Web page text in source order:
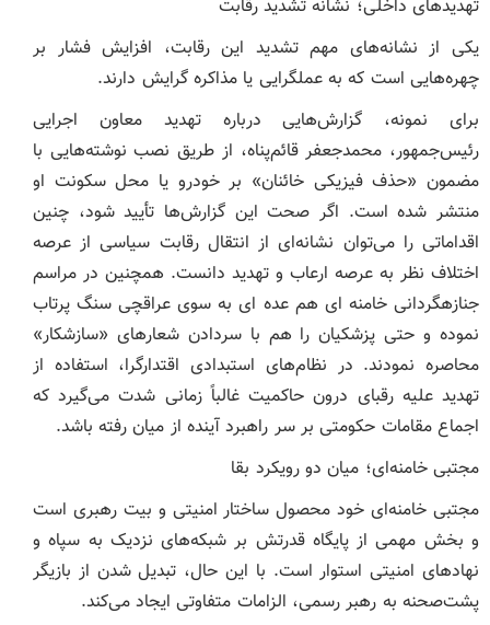
تهدیدهای داخلی؛ نشانه تشدید رقابت
یکی از نشانه‌های مهم تشدید این رقابت، افزایش فشار بر
چهره‌هایی است که به عملگرایی یا مذاکره گرایش دارند.
برای نمونه، گزارش‌هایی درباره تهدید معاون اجرایی
رئیس‌جمهور، محمدجعفر قائم‌پناه، از طریق نصب نوشته‌هایی با
مضمون «حذف فیزیکی خائنان» بر خودرو یا محل سکونت او
منتشر شده است. اگر صحت این گزارش‌ها تأیید شود، چنین
اقداماتی را می‌توان نشانه‌ای از انتقال رقابت سیاسی از عرصه
اختلاف نظر به عرصه ارعاب و تهدید دانست. همچنین در مراسم
جنازهگردانی خامنه ای هم عده ای به سوی عراقچی سنگ پرتاب
نموده و حتی پزشکیان را هم با سردادن شعارهای «سازشکار»
محاصره نمودند. در نظام‌های استبدادی اقتدارگرا، استفاده از
تهدید علیه رقبای درون حاکمیت غالباً زمانی شدت می‌گیرد که
اجماع مقامات حکومتی بر سر راهبرد آینده از میان رفته باشد.
مجتبی خامنه‌ای؛ میان دو رویکرد بقا
مجتبی خامنه‌ای خود محصول ساختار امنیتی و بیت رهبری است
و بخش مهمی از پایگاه قدرتش بر شبکه‌های نزدیک به سپاه و
نهادهای امنیتی استوار است. با این حال، تبدیل شدن از بازیگر
پشت‌صحنه به رهبر رسمی، الزامات متفاوتی ایجاد می‌کند.